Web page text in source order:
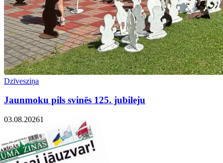
Dzīvesziņa
Jaunmoku pils svinēs 125. jubileju
03.08.20261